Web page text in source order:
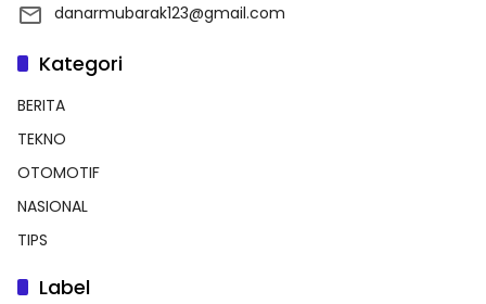
danarmubarak123@gmail.com
Kategori
BERITA
TEKNO
OTOMOTIF
NASIONAL
TIPS
Label